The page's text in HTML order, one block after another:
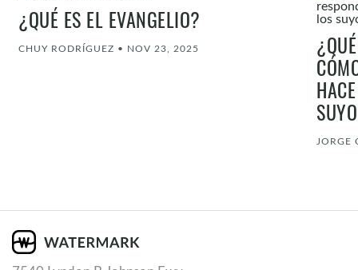
¿QUÉ ES EL EVANGELIO?
CHUY RODRÍGUEZ • NOV 23, 2025
JORGE